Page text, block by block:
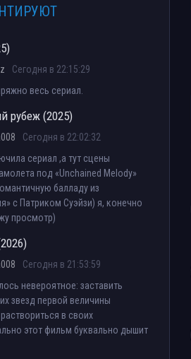
Сегодня в 22:15:29
весь сериал.
рубеж (2025)
Сегодня в 22:02:32
сериал ,а тут сцены
под «Unchained Melody»
балладу из
с Патриком Суэйзи) я, конечно
просмотр)
Сегодня в 21:53:59
невероятное: заставить
звезд первой величины
в своих
этот фильм буквально дышит